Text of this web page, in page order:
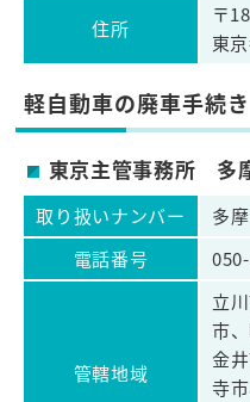
住所
〒
東
軽自動車の廃車手続き
東京主管事務所 多
取り扱いナンバー
多
電話番号
管轄地域
立
市
金
寺